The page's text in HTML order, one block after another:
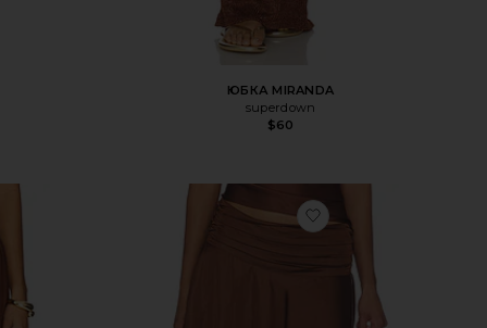
ЮБКА MIRANDA
superdown
$60
LOTTE избранноеЮБКА